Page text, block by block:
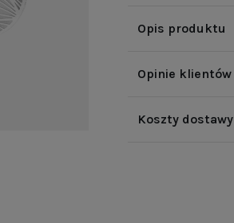
Opis produktu
Opinie klientów
Koszty dostawy